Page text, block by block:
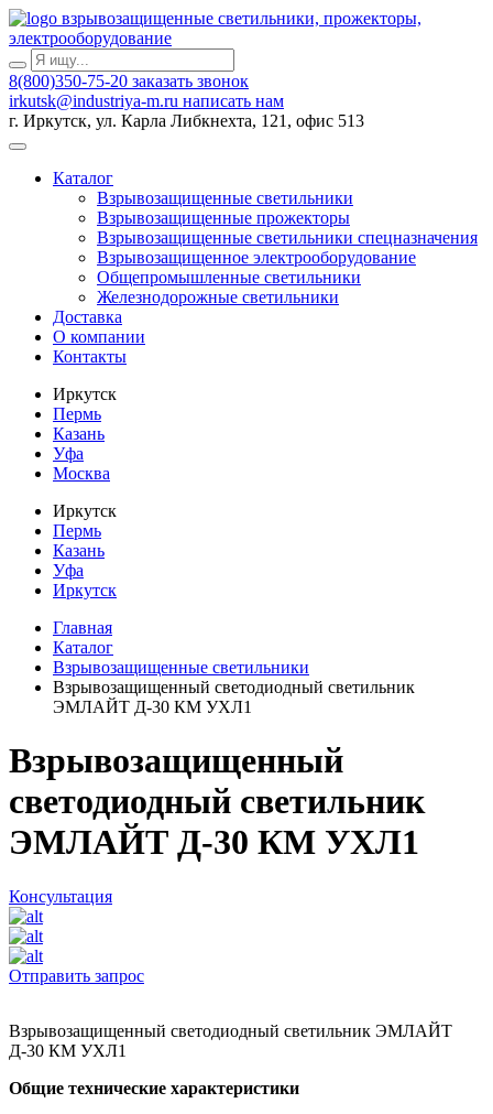
взрывозащищенные светильники, прожекторы,
электрооборудование
8(800)350-75-20 заказать звонок
irkutsk@industriya-m.ru написать нам
г. Иркутск, ул. Карла Либкнехта, 121, офис 513
Каталог
Взрывозащищенные светильники
Взрывозащищенные прожекторы
Взрывозащищенные светильники спецназначения
Взрывозащищенное электрооборудование
Общепромышленные светильники
Железнодорожные светильники
Доставка
О компании
Контакты
Иркутск
Пермь
Казань
Уфа
Москва
Иркутск
Пермь
Казань
Уфа
Иркутск
Главная
Каталог
Взрывозащищенные светильники
Взрывозащищенный светодиодный светильник
ЭМЛАЙТ Д-30 КМ УХЛ1
Взрывозащищенный
светодиодный светильник
ЭМЛАЙТ Д-30 КМ УХЛ1
Консультация
Отправить запрос
Взрывозащищенный светодиодный светильник ЭМЛАЙТ
Д-30 КМ УХЛ1
Общие технические характеристики